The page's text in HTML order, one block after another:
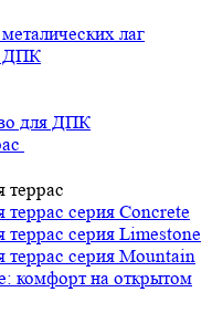
лаг
ДПК
для ДПК
террас
террас серия Concrete
террас серия Limestone
террас серия Mountain
комфорт на открытом